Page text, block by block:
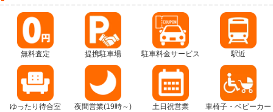
無料査定 提携駐車場 駐車料金サービス 駅近
ゆったり待合室 夜間営業(19時～) 土日祝営業
車椅子・ベビーカー